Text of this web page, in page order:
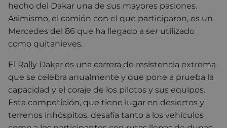
hecho del Dakar una de sus mayores pasiones.
Asimismo, el camión con el que participaron, es un
Mercedes del 86 que ha llegado a ser utilizado
como quitanieves.
El Rally Dakar es una carrera de resistencia extrema
que se celebra anualmente y que pone a prueba la
capacidad y el coraje de los pilotos y sus equipos.
Esta competición, que tiene lugar en desiertos y
terrenos inhóspitos, desafía tanto a los vehículos